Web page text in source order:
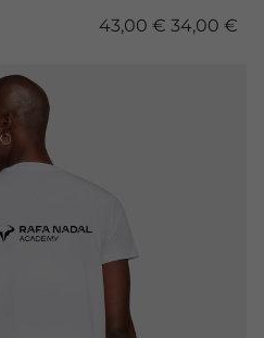
43,00 € 34,00 €